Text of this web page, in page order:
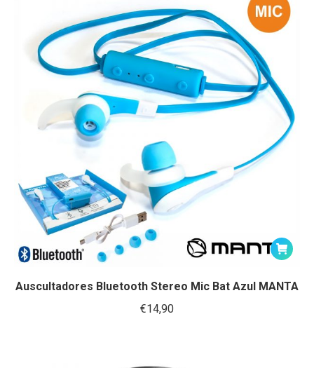
Auscultadores Bluetooth Stereo Mic Bat Azul MANTA
€14,90